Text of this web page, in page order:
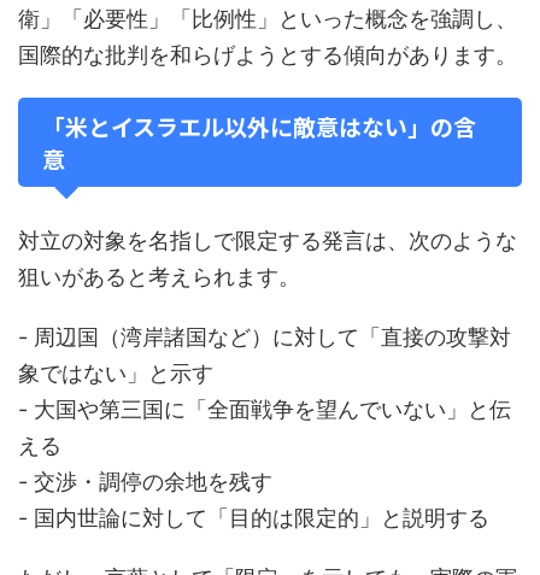
衛」「必要性」「比例性」といった概念を強調し、
国際的な批判を和らげようとする傾向があります。
「米とイスラエル以外に敵意はない」の含
意
対立の対象を名指しで限定する発言は、次のような
狙いがあると考えられます。
- 周辺国（湾岸諸国など）に対して「直接の攻撃対
象ではない」と示す
- 大国や第三国に「全面戦争を望んでいない」と伝
える
- 交渉・調停の余地を残す
- 国内世論に対して「目的は限定的」と説明する